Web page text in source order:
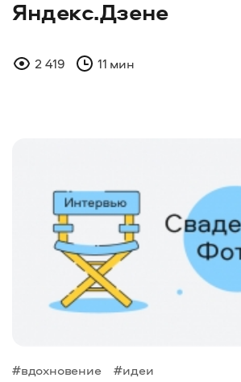
Яндекс.Дзене
2 419 11 мин
#вдохновение #идеи